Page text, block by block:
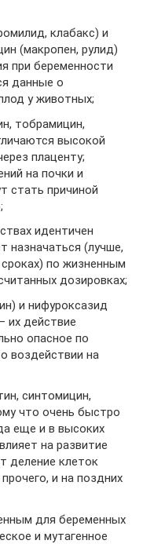
клабакс) и
(макропен, рулид)
при беременности
данные о
у животных;
тобрамицин,
высокой
плаценту;
на почки и
стать причиной
идентичен
назначаться (лучше,
по жизненным
дозировках;
и нифуроксазид
их действие
опасное по
воздействии на
синтомицин,
что очень быстро
еще и в высоких
на развитие
деление клеток
и на поздних
для беременных
и мутагенное